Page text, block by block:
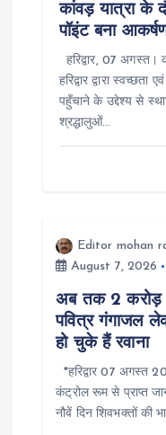
कांवड़ यात्रा के
पॉइंट बना
हरिद्वार, 07
हरिद्वार द्वारा
पहुँचाने के उद्देश्य से
श्रद्धालुओं…
Editor mohan
August 7, 2026
अब तक 2 करोड़
पवित्र गंगाजल
हो चुके हैं रवाना
*हरिद्वार 07 अगस्त
कंट्रोल रूम से प्राप्त
नौवें दिन शिवभक्तों की